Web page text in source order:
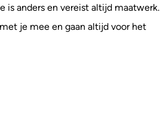
is anders en vereist altijd maatwerk.
je mee en gaan altijd voor het